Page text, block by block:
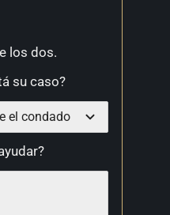
los dos.
su caso?